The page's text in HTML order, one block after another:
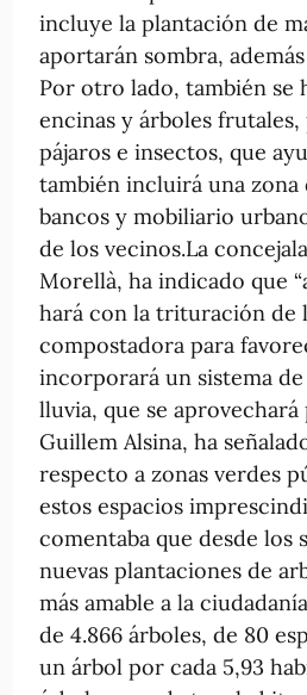
incluye la plantación de
aportarán sombra,
Por otro lado, también se
encinas y árboles
pájaros e insectos, que
también incluirá una
bancos y mobiliario
de los vecinos.La
Morellà, ha indicado que
hará con la trituración de
compostadora para
incorporará un sistema
lluvia, que se
Guillem Alsina, ha
respecto a zonas verdes
estos espacios
comentaba que desde los
nuevas plantaciones de
más amable a la
de 4.866 árboles, de 80
un árbol por cada 5,93